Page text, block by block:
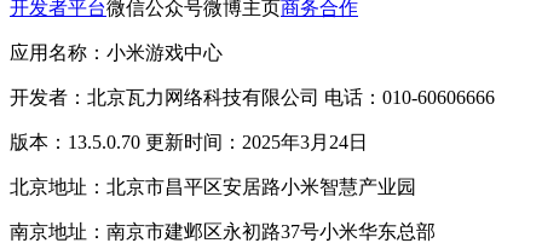
开发者平台微信公众号微博主页商务合作
应用名称：小米游戏中心
开发者：北京瓦力网络科技有限公司 电话：010-60606666
版本：13.5.0.70 更新时间：2025年3月24日
北京地址：北京市昌平区安居路小米智慧产业园
南京地址：南京市建邺区永初路37号小米华东总部